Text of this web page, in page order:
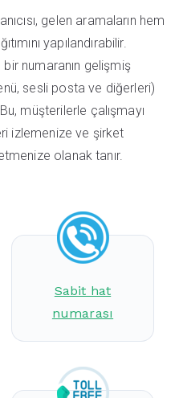
gelen aramaların hem
yapılandırabilir.
bir numaranın gelişmiş
sesli posta ve diğerleri)
müşterilerle çalışmayı
izlemenize ve şirket
olanak tanır.
Sabit hat
numarası